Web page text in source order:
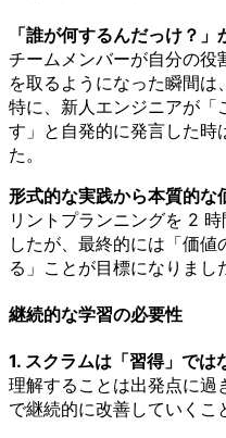
「誰が何するんだっけ？
チームメンバーが自分の役
を取るようになった瞬間は
特に、新人エンジニアが「
す」と自発的に発言した時
た。
形式的な実践から本質的な
リントプランニングを 2
したが、最終的には「価
る」ことが目標になりまし
継続的な学習の必要性
1. スクラムは「習得」では
理解することは出発点に過
で継続的に改善していくこ